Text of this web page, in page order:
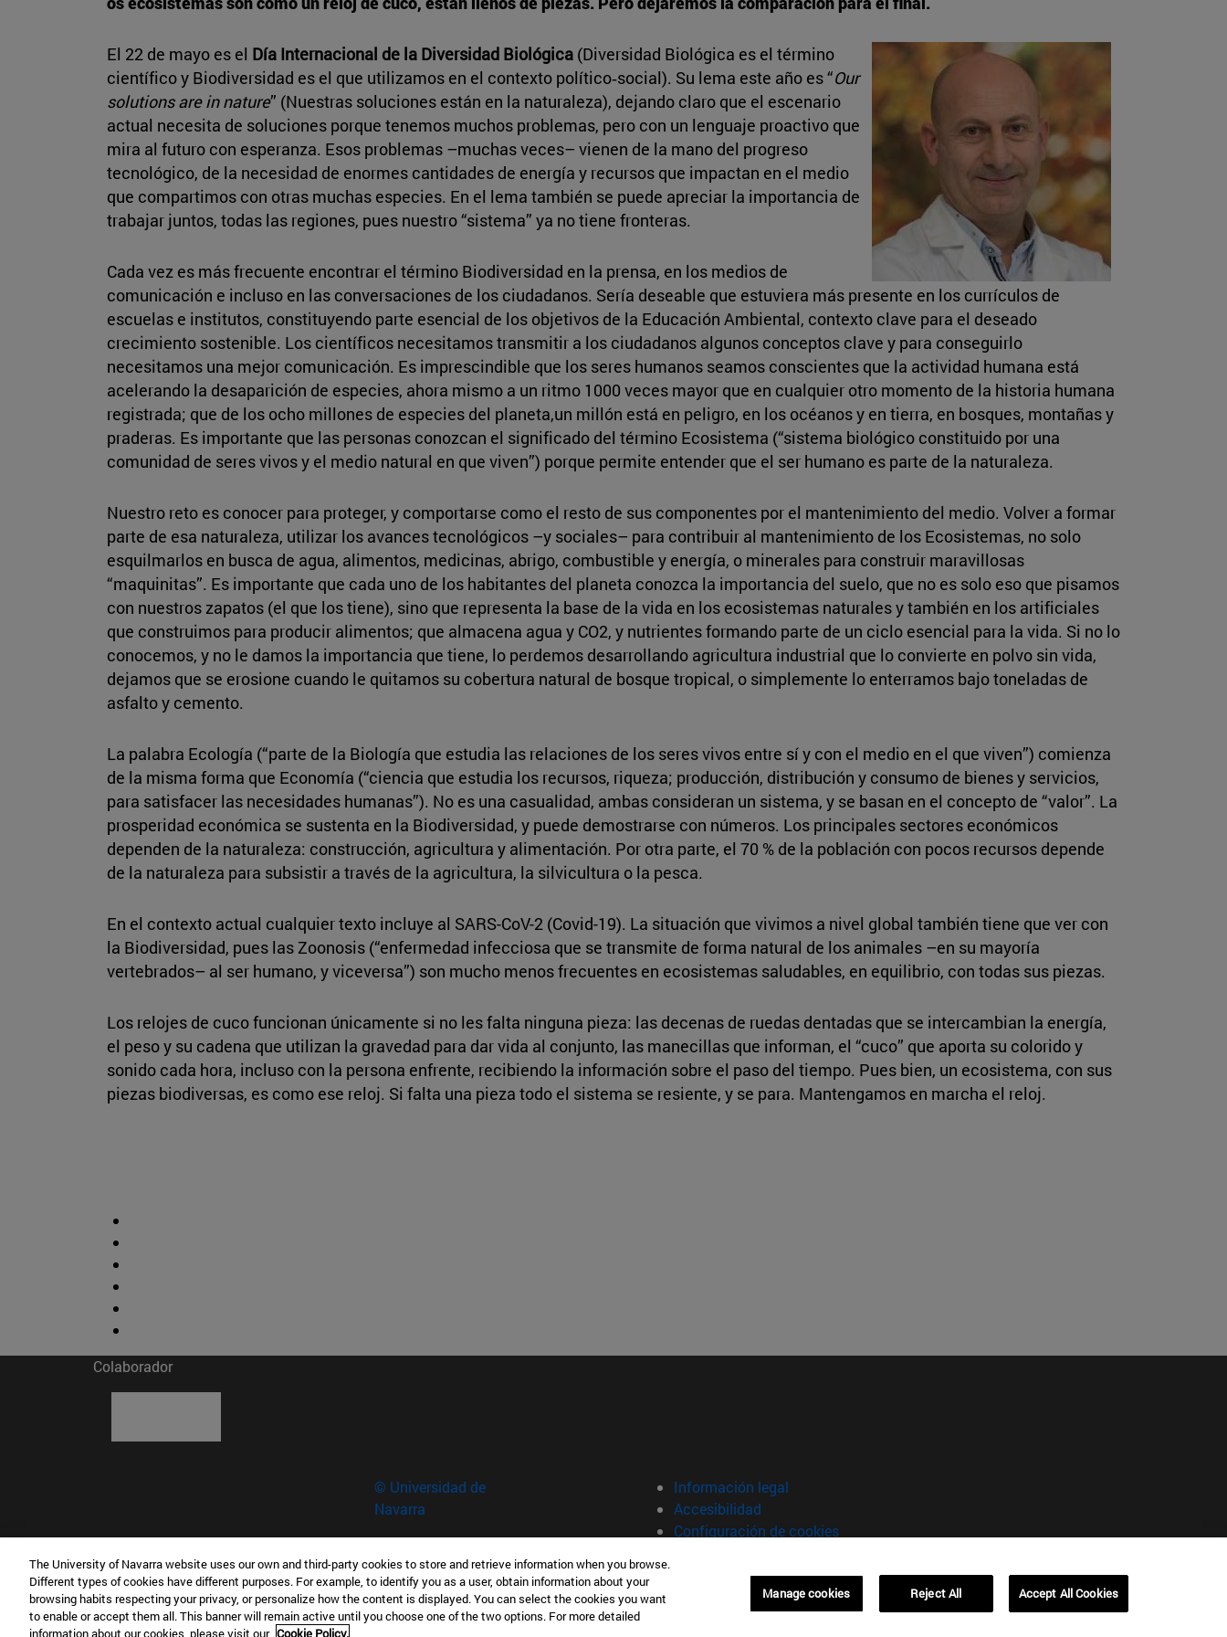
El 22 de mayo es el Día Internacional de la Diversidad Biológica (Diversidad Biológica es el término
científico y Biodiversidad es el que utilizamos en el contexto político‑social). Su lema este año es “Our
solutions are in nature” (Nuestras soluciones están en la naturaleza), dejando claro que el escenario
actual necesita de soluciones porque tenemos muchos problemas, pero con un lenguaje proactivo que
mira al futuro con esperanza. Esos problemas –muchas veces– vienen de la mano del progreso
tecnológico, de la necesidad de enormes cantidades de energía y recursos que impactan en el medio
que compartimos con otras muchas especies. En el lema también se puede apreciar la importancia de
trabajar juntos, todas las regiones, pues nuestro “sistema” ya no tiene fronteras.
Cada vez es más frecuente encontrar el término Biodiversidad en la prensa, en los medios de
comunicación e incluso en las conversaciones de los ciudadanos. Sería deseable que estuviera más presente en los currículos de
escuelas e institutos, constituyendo parte esencial de los objetivos de la Educación Ambiental, contexto clave para el deseado
crecimiento sostenible. Los científicos necesitamos transmitir a los ciudadanos algunos conceptos clave y para conseguirlo
necesitamos una mejor comunicación. Es imprescindible que los seres humanos seamos conscientes que la actividad humana está
acelerando la desaparición de especies, ahora mismo a un ritmo 1000 veces mayor que en cualquier otro momento de la historia humana
registrada; que de los ocho millones de especies del planeta,un millón está en peligro, en los océanos y en tierra, en bosques, montañas y
praderas. Es importante que las personas conozcan el significado del término Ecosistema (“sistema biológico constituido por una
comunidad de seres vivos y el medio natural en que viven”) porque permite entender que el ser humano es parte de la naturaleza.
Nuestro reto es conocer para proteger, y comportarse como el resto de sus componentes por el mantenimiento del medio. Volver a formar
parte de esa naturaleza, utilizar los avances tecnológicos –y sociales– para contribuir al mantenimiento de los Ecosistemas, no solo
esquilmarlos en busca de agua, alimentos, medicinas, abrigo, combustible y energía, o minerales para construir maravillosas
“maquinitas”. Es importante que cada uno de los habitantes del planeta conozca la importancia del suelo, que no es solo eso que pisamos
con nuestros zapatos (el que los tiene), sino que representa la base de la vida en los ecosistemas naturales y también en los artificiales
que construimos para producir alimentos; que almacena agua y CO2, y nutrientes formando parte de un ciclo esencial para la vida. Si no lo
conocemos, y no le damos la importancia que tiene, lo perdemos desarrollando agricultura industrial que lo convierte en polvo sin vida,
dejamos que se erosione cuando le quitamos su cobertura natural de bosque tropical, o simplemente lo enterramos bajo toneladas de
asfalto y cemento.
La palabra Ecología (“parte de la Biología que estudia las relaciones de los seres vivos entre sí y con el medio en el que viven”) comienza
de la misma forma que Economía (“ciencia que estudia los recursos, riqueza; producción, distribución y consumo de bienes y servicios,
para satisfacer las necesidades humanas”). No es una casualidad, ambas consideran un sistema, y se basan en el concepto de “valor”. La
prosperidad económica se sustenta en la Biodiversidad, y puede demostrarse con números. Los principales sectores económicos
dependen de la naturaleza: construcción, agricultura y alimentación. Por otra parte, el 70 % de la población con pocos recursos depende
de la naturaleza para subsistir a través de la agricultura, la silvicultura o la pesca.
En el contexto actual cualquier texto incluye al SARS-CoV-2 (Covid-19). La situación que vivimos a nivel global también tiene que ver con
la Biodiversidad, pues las Zoonosis (“enfermedad infecciosa que se transmite de forma natural de los animales –en su mayoría
vertebrados– al ser humano, y viceversa”) son mucho menos frecuentes en ecosistemas saludables, en equilibrio, con todas sus piezas.
Los relojes de cuco funcionan únicamente si no les falta ninguna pieza: las decenas de ruedas dentadas que se intercambian la energía,
el peso y su cadena que utilizan la gravedad para dar vida al conjunto, las manecillas que informan, el “cuco” que aporta su colorido y
sonido cada hora, incluso con la persona enfrente, recibiendo la información sobre el paso del tiempo. Pues bien, un ecosistema, con sus
piezas biodiversas, es como ese reloj. Si falta una pieza todo el sistema se resiente, y se para. Mantengamos en marcha el reloj.
Colaborador
© Universidad de
Navarra
Información legal
Accesibilidad
Configuración de cookies
Museo de Ciencias · Universidad de Navarra
C/ Irunlarrea, 1 31008 Pamplona España
T.+34 948 42 56 00 (Ext: 806649)museociencias@unav.es
The University of Navarra website uses our own and third-party cookies to store and retrieve information when you browse.
Different types of cookies have different purposes. For example, to identify you as a user, obtain information about your
browsing habits respecting your privacy, or personalize how the content is displayed. You can select the cookies you want
to enable or accept them all. This banner will remain active until you choose one of the two options. For more detailed
information about our cookies, please visit our Cookie Policy.
Manage cookies Reject All Accept All Cookies